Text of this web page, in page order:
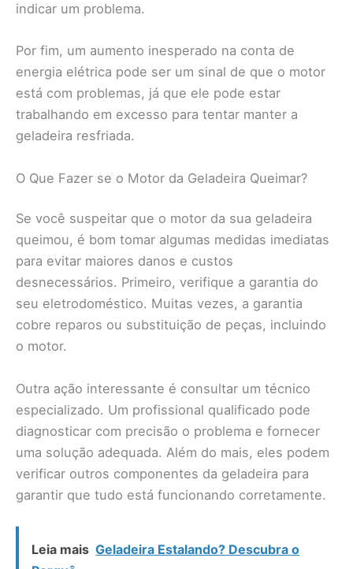
indicar um problema.
Por fim, um aumento inesperado na conta de
energia elétrica pode ser um sinal de que o motor
está com problemas, já que ele pode estar
trabalhando em excesso para tentar manter a
geladeira resfriada.
O Que Fazer se o Motor da Geladeira Queimar?
Se você suspeitar que o motor da sua geladeira
queimou, é bom tomar algumas medidas imediatas
para evitar maiores danos e custos
desnecessários. Primeiro, verifique a garantia do
seu eletrodoméstico. Muitas vezes, a garantia
cobre reparos ou substituição de peças, incluindo
o motor.
Outra ação interessante é consultar um técnico
especializado. Um profissional qualificado pode
diagnosticar com precisão o problema e fornecer
uma solução adequada. Além do mais, eles podem
verificar outros componentes da geladeira para
garantir que tudo está funcionando corretamente.
Leia mais Geladeira Estalando? Descubra o